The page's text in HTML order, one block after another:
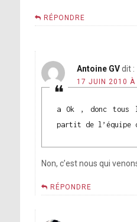
RÉPONDRE
Antoine GV dit :
17 JUIN 2010 À
a Ok , donc tous
partit de l’équipe
Non, c’est nous qui
RÉPONDRE